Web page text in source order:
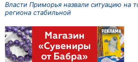
Власти Приморья назвали ситуацию на
региона стабильной